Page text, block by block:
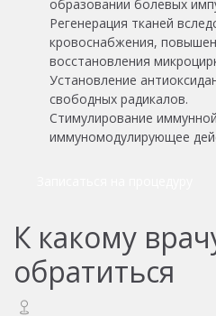
образовании болевых
Регенерация тканей
кровоснабжения,
восстановления
Установление
свободных радикалов.
Стимулирование
иммуномодулирующее
К какому
обратиться